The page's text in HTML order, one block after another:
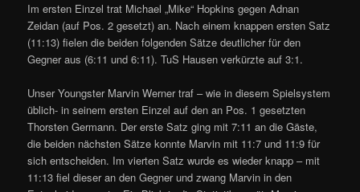
Im ersten Einzel trat Michael „Mike“ Hopkins gegen Adnan
Zeidan (auf Pos. 2 gesetzt) an. Nach einem knappen ersten Satz
(11:13) fielen die beiden folgenden Sätze deutlicher für den
Gegner aus (6:11 und 6:11). TuS Hausen verkürzte auf 3:1.
Unser Youngster Marvin Werner traf – wie in diesem Spielsystem
üblich- in seinem ersten Einzel auf den an Pos. 1 gesetzten
Thorsten Germann. Der erste Satz ging mit 7:11 an die Gäste,
die beiden nächsten Sätze konnte Marvin mit 11:7 und 11:9 für
sich entscheiden. Im vierten Satz wurde es wieder knapp – mit
11:13 fiel dieser an den Gegner und zwang Marvin in den